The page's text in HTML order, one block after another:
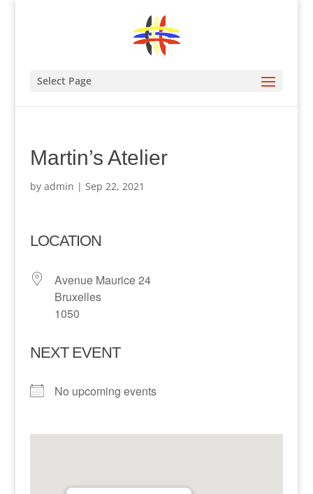
Select Page
Martin’s Atelier
by admin | Sep 22, 2021
LOCATION
Avenue Maurice 24
Bruxelles
1050
NEXT EVENT
No upcoming events